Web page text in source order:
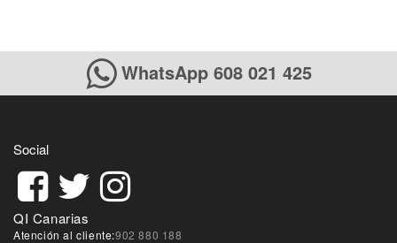
WhatsApp 608 021 425
Social
QI Canarias
Atención al cliente:902 880 188